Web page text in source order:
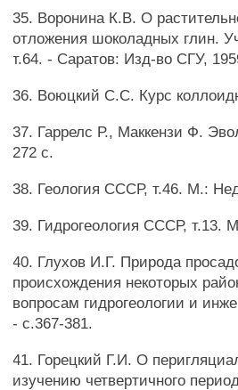
35. Воронина К.В. О
отложения шоколадных глин.
т.64. - Саратов: Изд-во СГУ,
36. Воюцкий С.С. Курс
37. Гаррелс Р., Маккензи Ф.
272 с.
38. Геология СССР, т.46. М.:
39. Гидрогеология СССР, т.13.
40. Глухов И.Г. Природа
происхождения некоторых
вопросам гидрогеологии и
- с.367-381.
41. Горецкий Г.И. О
изучению четвертичного